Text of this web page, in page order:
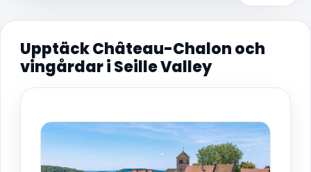
Upptäck Château-Chalon och
vingårdar i Seille Valley